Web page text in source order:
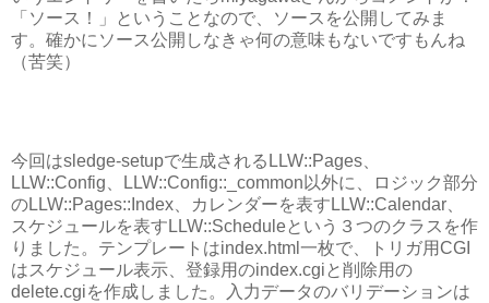
「ソース！」ということなので、ソースを公開してみま
す。確かにソース公開しなきゃ何の意味もないですもんね
（苦笑）
今回はsledge-setupで生成されるLLW::Pages、
LLW::Config、LLW::Config::_common以外に、ロジック部分
のLLW::Pages::Index、カレンダーを表すLLW::Calendar、
スケジュールを表すLLW::Scheduleという３つのクラスを作
りました。テンプレートはindex.html一枚で、トリガ用CGI
はスケジュール表示、登録用のindex.cgiと削除用の
delete.cgiを作成しました。入力データのバリデーションは